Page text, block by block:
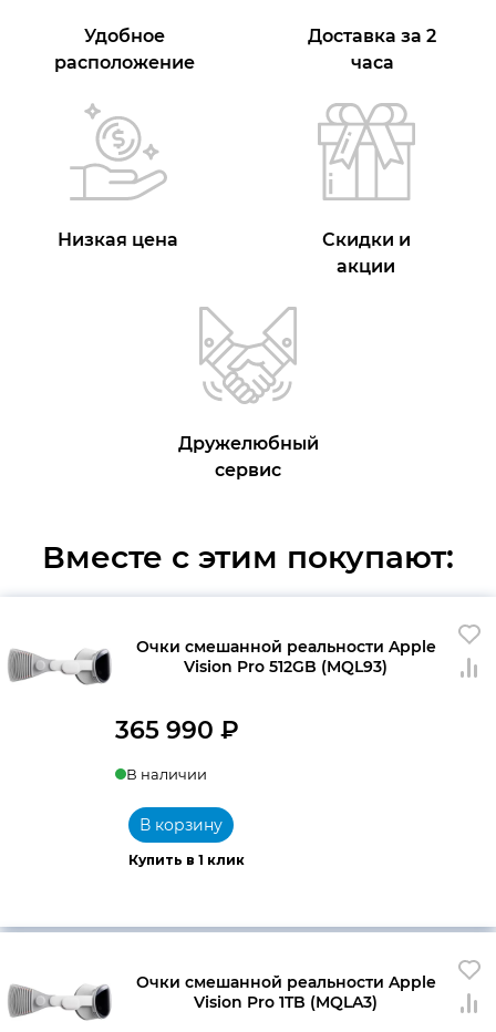
Удобное
расположение
Доставка за 2
часа
Низкая цена
Скидки и
акции
Дружелюбный
сервис
Вместе с этим покупают:
Очки смешанной реальности Apple
Vision Pro 512GB (MQL93)
365 990 ₽
В наличии
Купить в 1 клик
В корзину
Очки смешанной реальности Apple
Vision Pro 1TB (MQLA3)